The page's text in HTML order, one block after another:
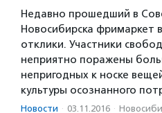
Недавно прошедший в
Новосибирска фримаркет
отклики. Участники
неприятно поражены
непригодных к носке
культуры осознанного
Новости · 03.11.2016 ·